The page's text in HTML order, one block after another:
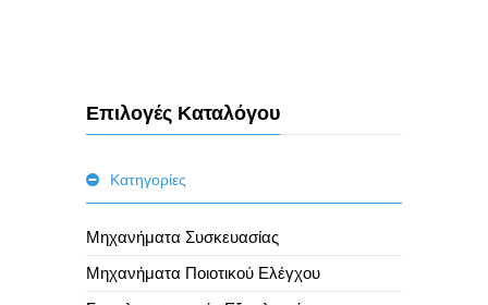
Επιλογές Καταλόγου
Κατηγορίες
Μηχανήματα Συσκευασίας
Μηχανήματα Ποιοτικού Ελέγχου